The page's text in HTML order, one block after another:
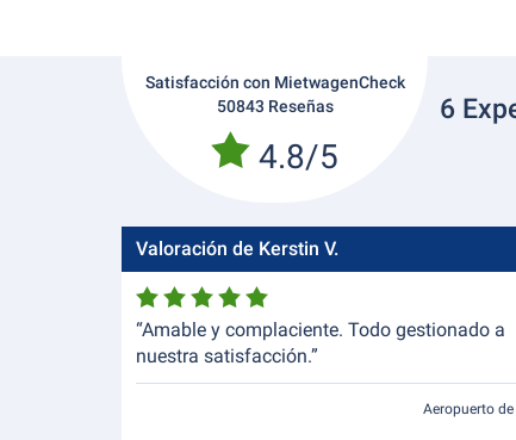
Satisfacción con MietwagenCheck
50843 Reseñas
4.8/5
6
Valoración de Kerstin V.
“Amable y complaciente. Todo gestionado a
nuestra satisfacción.”
Aeropuerto